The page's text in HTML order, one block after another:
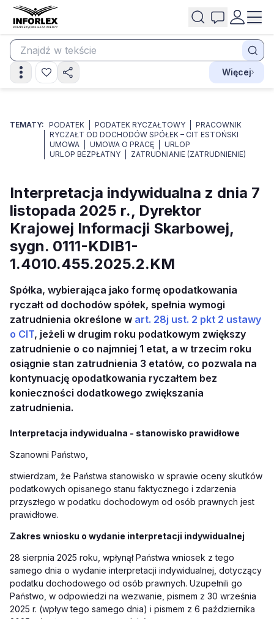
Więcej
TEMATY: PODATEK PODATEK RYCZAŁTOWY
PRACOWNIK
RYCZAŁT OD DOCHODÓW SPÓŁEK – CIT ESTOŃSKI
UMOWA
UMOWA O PRACĘ
URLOP
URLOP BEZPŁATNY
ZATRUDNIANIE (ZATRUDNIENIE)
Interpretacja indywidualna z dnia 7
listopada 2025 r., Dyrektor
Krajowej Informacji Skarbowej,
sygn. 0111-KDIB1-
1.4010.455.2025.2.KM
Spółka, wybierająca jako formę opodatkowania
ryczałt od dochodów spółek, spełnia wymogi
zatrudnienia określone w art. 28j ust. 2 pkt 2 ustawy
o CIT, jeżeli w drugim roku podatkowym zwiększy
zatrudnienie o co najmniej 1 etat, a w trzecim roku
osiągnie stan zatrudnienia 3 etatów, co pozwala na
kontynuację opodatkowania ryczałtem bez
konieczności dodatkowego zwiększania
zatrudnienia.
Interpretacja indywidualna - stanowisko prawidłowe
Szanowni Państwo,
stwierdzam, że Państwa stanowisko w sprawie oceny skutków
podatkowych opisanego stanu faktycznego i zdarzenia
przyszłego w podatku dochodowym od osób prawnych jest
prawidłowe.
Zakres wniosku o wydanie interpretacji indywidualnej
28 sierpnia 2025 roku, wpłynął Państwa wniosek z tego
samego dnia o wydanie interpretacji indywidualnej, dotyczący
podatku dochodowego od osób prawnych. Uzupełnili go
Państwo, w odpowiedzi na wezwanie, pismem z 30 września
2025 r. (wpływ tego samego dnia) i pismem z 6 października